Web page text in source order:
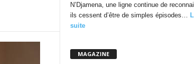
N’Djamena, une ligne continue de
ils cessent d’être de simples épisodes…
suite
MAGAZINE